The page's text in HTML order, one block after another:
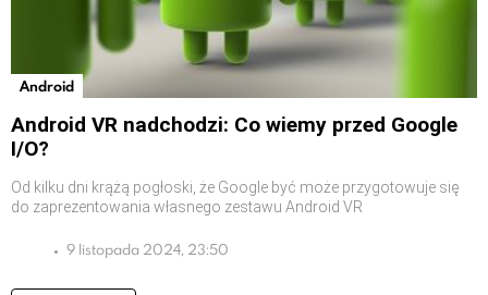
Android
Android VR nadchodzi: Co wiemy przed Google
I/O?
Od kilku dni krążą pogłoski, że Google być może przygotowuje się
do zaprezentowania własnego zestawu Android VR
9 listopada 2024, 23:50